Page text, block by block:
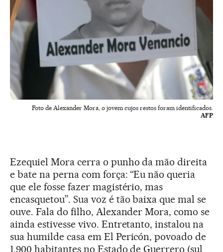
Foto de Alexander Mora, o jovem cujos restos foram identificados.
AFP
Ezequiel Mora cerra o punho da mão direita
e bate na perna com força: “Eu não queria
que ele fosse fazer magistério, mas
encasquetou”. Sua voz é tão baixa que mal se
ouve. Fala do filho, Alexander Mora, como se
ainda estivesse vivo. Entretanto, instalou na
sua humilde casa em El Pericón, povoado de
1.900 habitantes no Estado de Guerrero (sul